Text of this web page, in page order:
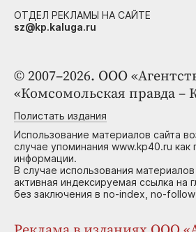
© 2007–2026. ООО
«Комсомольская правда –
Полистать издания
Использование материалов сайта
случае упоминания www.kp40.ru как
информации.
В случае использования материалов
активная индексируемая ссылка на
без заключения в no-index, no-follow
ОТДЕЛ РЕКЛАМЫ НА САЙТЕ
sz@kp.kaluga.ru